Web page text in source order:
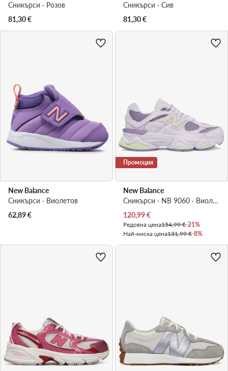
Сникърси · Розов
81,30€
Сникърси · Сив
81,30€
New Balance
Сникърси · Виолетов
62,89€
Промоция
New Balance
Сникърси · NB 9060 · Виолетов
Актуална цена
120,99€
Редовна цена154,99 €-21%
Най-ниска цена131,99 €-8%